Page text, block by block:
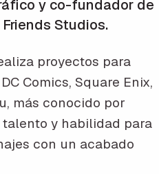
y co-fundador de
Studios.
proyectos para
Comics, Square Enix,
más conocido por
y habilidad para
con un acabado